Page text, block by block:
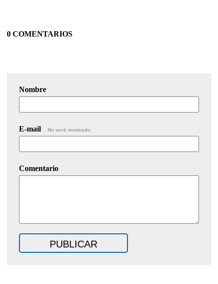
0 COMENTARIOS
Nombre
E-mail No será mostrado.
Comentario